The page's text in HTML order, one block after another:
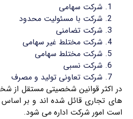
شرکت سهامی
شرکت با مسئولیت محدود
شرکت تضامنی
شرکت مختلط غیر سهامی
شرکت مختلط سهامی
شرکت نسبی
شرکت تعاونی تولید و مصرف
در اکثر قوانین شخصیتی مستقل از
های تجاری قائل شده اند و بر
است امور شرکت اداره می شود.